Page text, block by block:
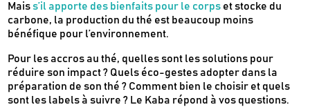
Maiss’il apporte des bienfaits pour le corps et stocke du
carbone, la production du thé est beaucoup moins
bénéfique pour l’environnement.
Pour les accros au thé, quelles sont les solutions pour
réduire son impact ? Quels éco-gestes adopter dans la
préparation de son thé ? Comment bien le choisir et quels
sont les labels à suivre ? Le Kaba répond à vos questions.